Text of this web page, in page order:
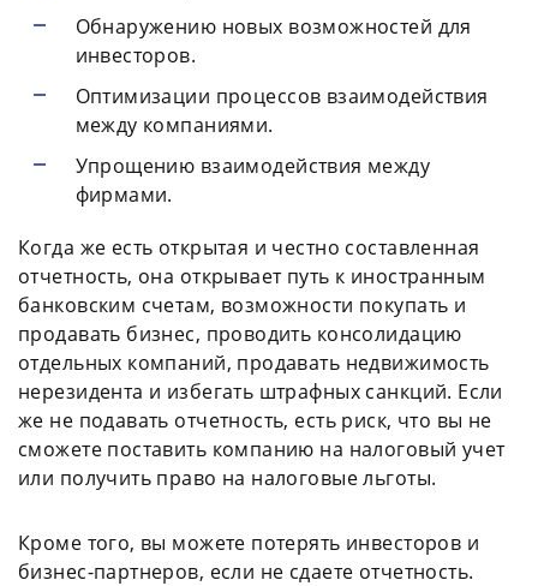
Обнаружению новых возможностей для
инвесторов.
Оптимизации процессов взаимодействия
между компаниями.
Упрощению взаимодействия между
фирмами.
Когда же есть открытая и честно составленная
отчетность, она открывает путь к иностранным
банковским счетам, возможности покупать и
продавать бизнес, проводить консолидацию
отдельных компаний, продавать недвижимость
нерезидента и избегать штрафных санкций. Если
же не подавать отчетность, есть риск, что вы не
сможете поставить компанию на налоговый учет
или получить право на налоговые льготы.
Кроме того, вы можете потерять инвесторов и
бизнес-партнеров, если не сдаете отчетность.